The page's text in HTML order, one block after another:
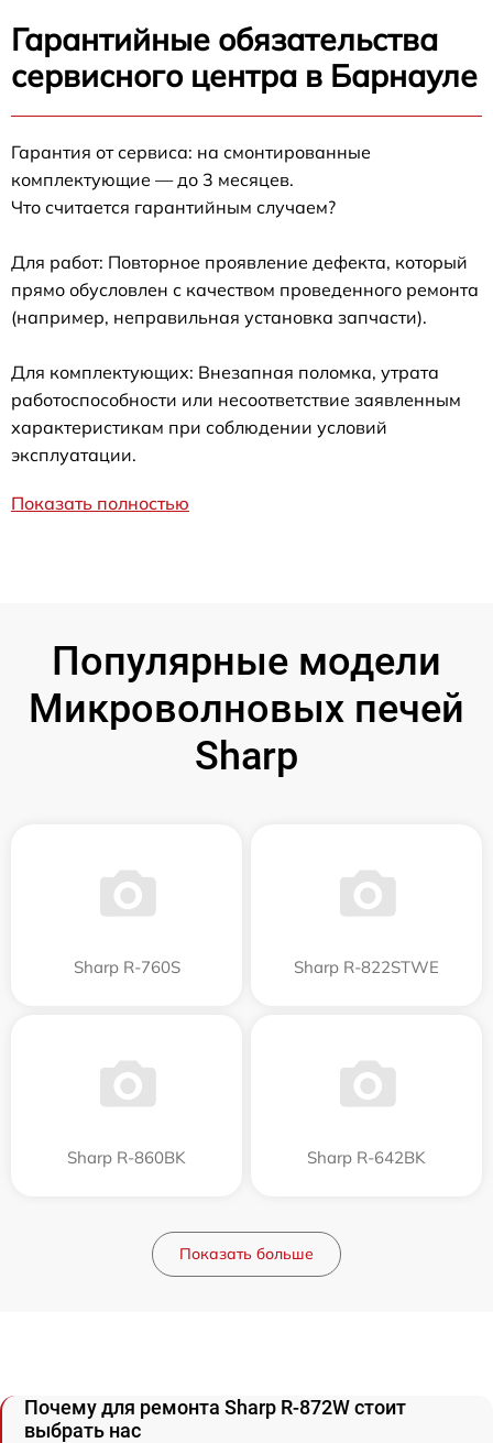
Гарантийные обязательства
сервисного центра в Барнауле
Гарантия от сервиса: на смонтированные
комплектующие — до 3 месяцев.
Что считается гарантийным случаем?
Для работ: Повторное проявление дефекта, который
прямо обусловлен с качеством проведенного ремонта
(например, неправильная установка запчасти).
Для комплектующих: Внезапная поломка, утрата
работоспособности или несоответствие заявленным
характеристикам при соблюдении условий
эксплуатации.
Показать полностью
Популярные модели
Микроволновых печей
Sharp
Sharp R-760S Sharp R-822STWE
Sharp R-860BK Sharp R-642BK
Показать больше
Почему для ремонта Sharp R-872W стоит
выбрать нас